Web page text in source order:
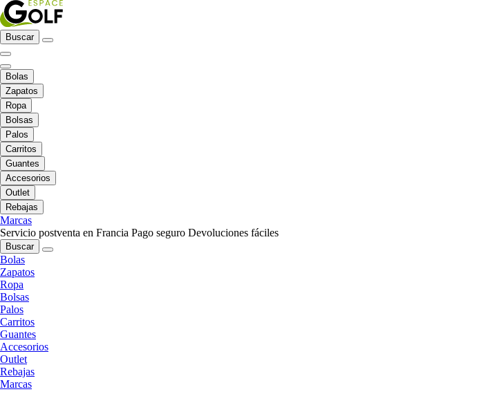
Buscar
Bolas
Zapatos
Ropa
Bolsas
Palos
Carritos
Guantes
Accesorios
Outlet
Rebajas
Marcas
Servicio postventa en Francia Pago seguro Devoluciones fáciles
Buscar
Bolas
Zapatos
Ropa
Bolsas
Palos
Carritos
Guantes
Accesorios
Outlet
Rebajas
Marcas